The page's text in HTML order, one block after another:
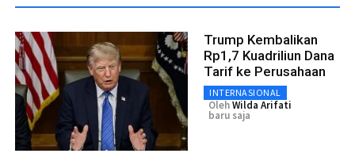
Trump Kembalikan
Rp1,7 Kuadriliun Dana
Tarif ke Perusahaan
INTERNASIONAL
OlehWilda Arifati
baru saja